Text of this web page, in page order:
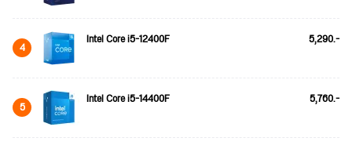
4 Intel Core i5-12400F 5,290.-
5 Intel Core i5-14400F 5,760.-